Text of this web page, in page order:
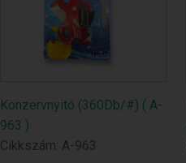
Konzervnyitó (360Db/#) ( A-
963 )
Cikkszám: A-963